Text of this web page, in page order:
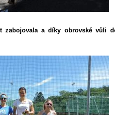
a díky obrovské vůli